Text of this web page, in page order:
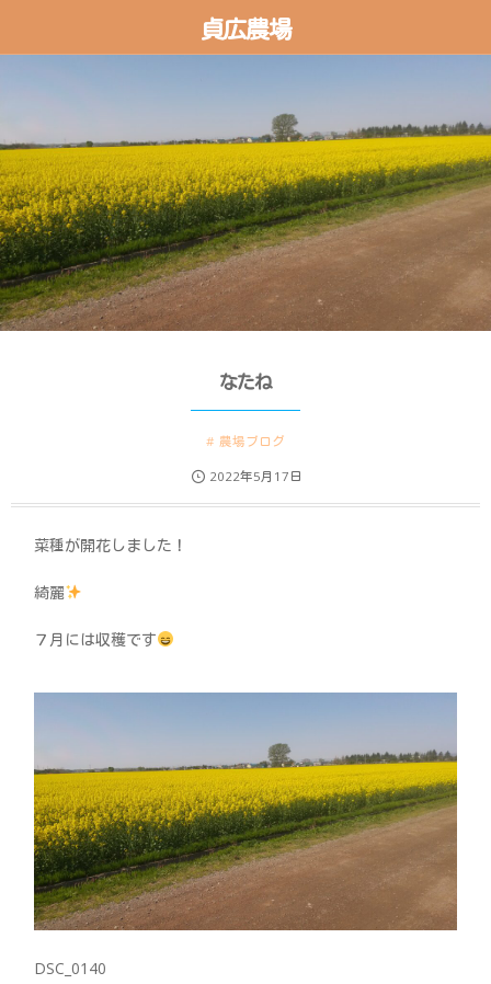
貞広農場
なたね
農場ブログ
2022年5月17日
菜種が開花しました！
綺麗
７月には収穫です
DSC_0140